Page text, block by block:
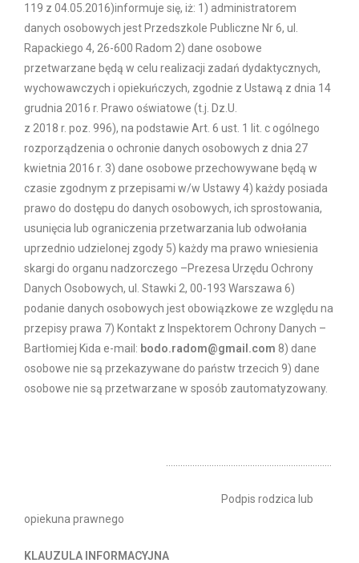
119 z 04.05.2016)informuje się, iż: 1) administratorem
danych osobowych jest Przedszkole Publiczne Nr 6, ul.
Rapackiego 4, 26-600 Radom 2) dane osobowe
przetwarzane będą w celu realizacji zadań dydaktycznych,
wychowawczych i opiekuńczych, zgodnie z Ustawą z dnia 14
grudnia 2016 r. Prawo oświatowe (t.j. Dz.U.
z 2018 r. poz. 996), na podstawie Art. 6 ust. 1 lit. c ogólnego
rozporządzenia o ochronie danych osobowych z dnia 27
kwietnia 2016 r. 3) dane osobowe przechowywane będą w
czasie zgodnym z przepisami w/w Ustawy 4) każdy posiada
prawo do dostępu do danych osobowych, ich sprostowania,
usunięcia lub ograniczenia przetwarzania lub odwołania
uprzednio udzielonej zgody 5) każdy ma prawo wniesienia
skargi do organu nadzorczego –Prezesa Urzędu Ochrony
Danych Osobowych, ul. Stawki 2, 00-193 Warszawa 6)
podanie danych osobowych jest obowiązkowe ze względu na
przepisy prawa 7) Kontakt z Inspektorem Ochrony Danych –
Bartłomiej Kida e-mail: bodo.radom@gmail.com 8) dane
osobowe nie są przekazywane do państw trzecich 9) dane
osobowe nie są przetwarzane w sposób zautomatyzowany.
Podpis rodzica lub
opiekuna prawnego
KLAUZULA INFORMACYJNA